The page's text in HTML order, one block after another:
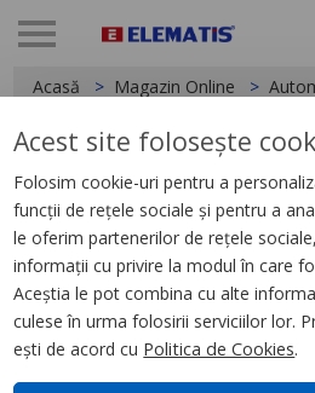
Acasă Magazin Online
< Relee
Releu Interfata
Rsl, 1 I/D Nivel
6 A
Acest site folosește
Folosim cookie-uri pentru a
funcții de rețele sociale și pentru a
le oferim partenerilor de rețele
informații cu privire la modul în care
Aceștia le pot combina cu alte
culese în urma folosirii serviciilor lor.
ești de acord cu Politica de Cookies.